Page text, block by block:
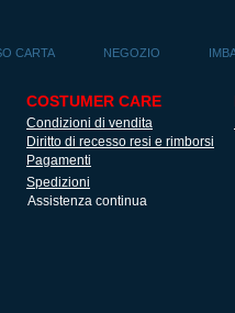
CARTA NEGOZIO
COSTUMER CARE
Condizioni di vendita
Diritto di recesso resi e rimborsi
Pagamenti
Spedizioni
Assistenza continua